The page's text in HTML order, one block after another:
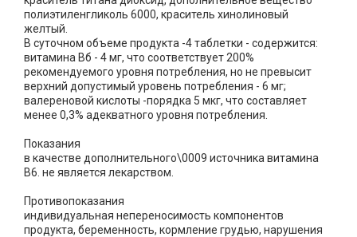
полиэтиленгликоль 6000, краситель хинолиновый
желтый.
В суточном объеме продукта -4 таблетки - содержится:
витамина Вб - 4 мг, что соответствует 200%
рекомендуемого уровня потребления, но не превысит
верхний допустимый уровень потребления - 6 мг;
валереновой кислоты -порядка 5 мкг, что составляет
менее 0,3% адекватного уровня потребления.
Показания
в качестве дополнительного\0009 источника витамина
В6. не является лекарством.
Противопоказания
индивидуальная непереносимость компонентов
продукта, беременность, кормление грудью, нарушения